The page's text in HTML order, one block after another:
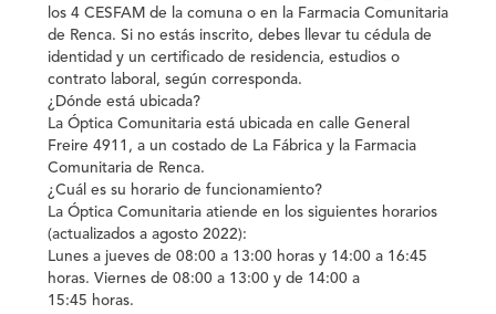
los 4 CESFAM de la comuna o en la Farmacia Comunitaria
de Renca. Si no estás inscrito, debes llevar tu cédula de
identidad y un certificado de residencia, estudios o
contrato laboral, según corresponda.
¿Dónde está ubicada?
La Óptica Comunitaria está ubicada en calle General
Freire 4911, a un costado de La Fábrica y la Farmacia
Comunitaria de Renca.
¿Cuál es su horario de funcionamiento?
La Óptica Comunitaria atiende en los siguientes horarios
(actualizados a agosto 2022):
Lunes a jueves de 08:00 a 13:00 horas y 14:00 a 16:45
horas. Viernes de 08:00 a 13:00 y de 14:00 a
15:45 horas.